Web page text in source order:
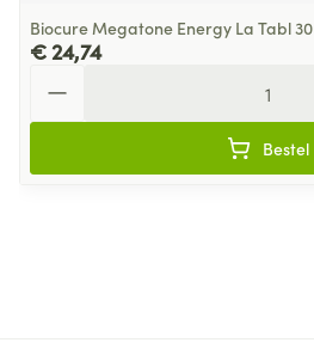
Biocure Megatone Energy La Tabl 30
€ 24,74
Bestel